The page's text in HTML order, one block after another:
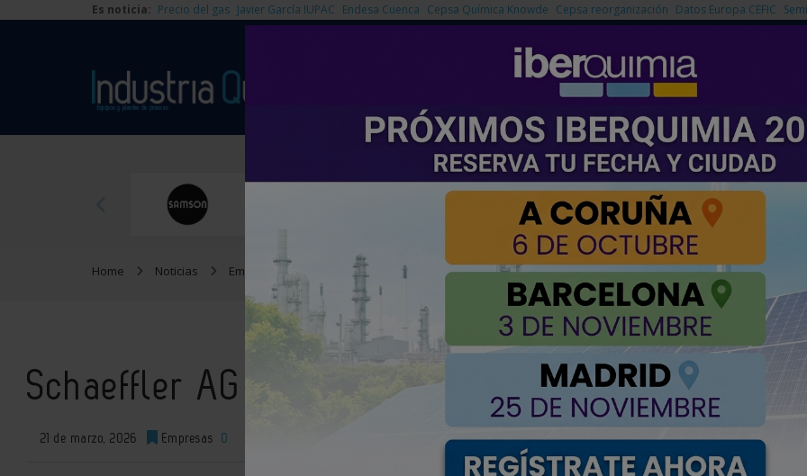
Es noticia: Precio del gas Javier García IUPAC Endesa Cuenca Cepsa Química Knowde Cepsa reorganización Datos Europa CEFIC
NOTICIAS PRODUCTOS
EMPRESAS PREMIUM
Home Noticias Empresas Schaeffler AG renueva a su Comité de Dirección
Schaeffler AG renueva a su Comité de Dirección
21 de marzo, 2026 Empresas 0